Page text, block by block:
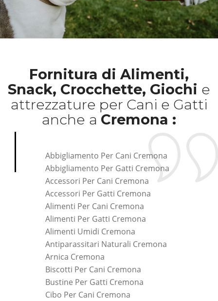
Fornitura di Alimenti,
Snack, Crocchette, Giochi e
attrezzature per Cani e Gatti
anche a Cremona :
Abbigliamento Per Cani Cremona
Abbigliamento Per Gatti Cremona
Accessori Per Cani Cremona
Accessori Per Gatti Cremona
Alimenti Per Cani Cremona
Alimenti Per Gatti Cremona
Alimenti Umidi Cremona
Antiparassitari Naturali Cremona
Arnica Cremona
Biscotti Per Cani Cremona
Bustine Per Gatti Cremona
Cibo Per Cani Cremona